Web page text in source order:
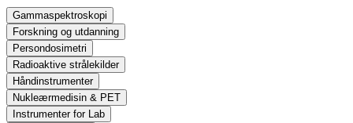
Gammaspektroskopi
Forskning og utdanning
Persondosimetri
Radioaktive strålekilder
Håndinstrumenter
Nukleærmedisin & PET
Instrumenter for Lab